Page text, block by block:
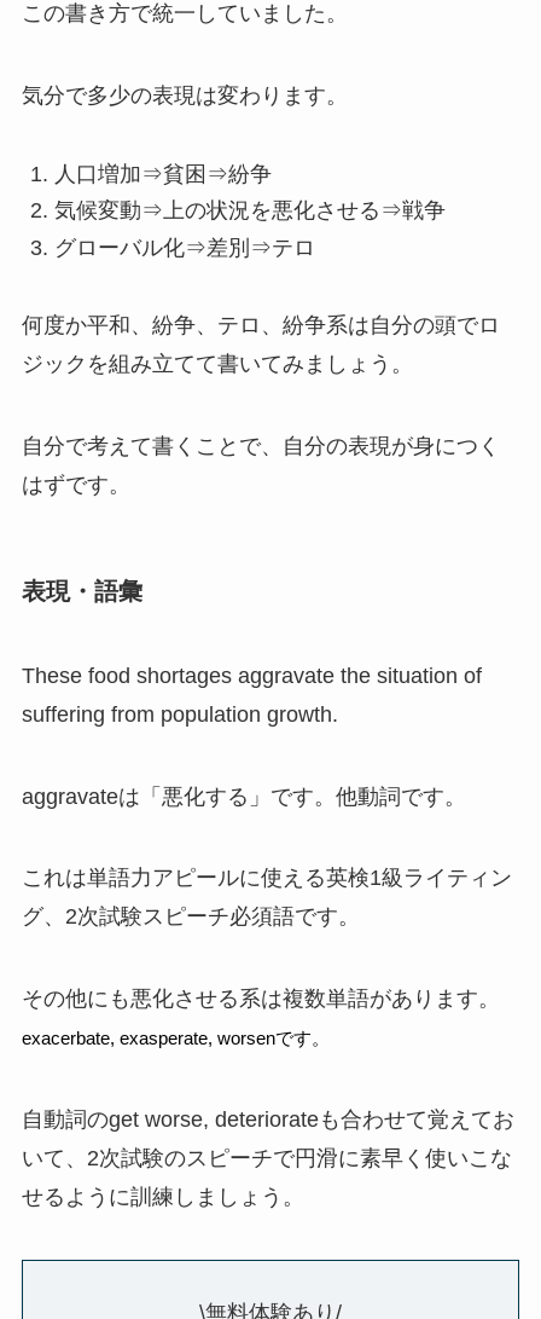
この書き方で統一していました。
気分で多少の表現は変わります。
人口増加⇒貧困⇒紛争
気候変動⇒上の状況を悪化させる⇒戦争
グローバル化⇒差別⇒テロ
何度か平和、紛争、テロ、紛争系は自分の頭でロ
ジックを組み立てて書いてみましょう。
自分で考えて書くことで、自分の表現が身につく
はずです。
表現・語彙
These food shortages aggravate the situation of
suffering from population growth.
aggravateは「悪化する」です。他動詞です。
これは単語力アピールに使える英検1級ライティン
グ、2次試験スピーチ必須語です。
その他にも悪化させる系は複数単語があります。
exacerbate, exasperate, worsenです。
自動詞のget worse, deteriorateも合わせて覚えてお
いて、2次試験のスピーチで円滑に素早く使いこな
せるように訓練しましょう。
\無料体験あり/